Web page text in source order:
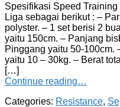
Spesifikasi Speed
Liga sebagai berikut : –
polyster. – 1 set berisi 2
yaitu 150cm. – Panjang
Pinggang yaitu 50-100cm.
yaitu 10 – 30kg. – Berat
[…]
Continue reading…
Categories: Resistance,